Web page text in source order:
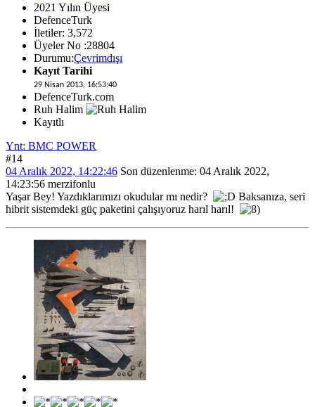
2021 Yılın Üyesi
DefenceTurk
İletiler: 3,572
Üyeler No :28804
Durumu:Çevrimdışı
Kayıt Tarihi
29 Nisan 2013, 16:53:40
DefenceTurk.com
Ruh Halim
Kayıtlı
Ynt: BMC POWER
#14
04 Aralık 2022, 14:22:46 Son düzenlenme: 04 Aralık 2022,
14:23:56 merzifonlu
Yaşar Bey! Yazdıklarımızı okudular mı nedir?
Baksanıza, seri
hibrit sistemdeki güç paketini çalışıyoruz harıl harıl!